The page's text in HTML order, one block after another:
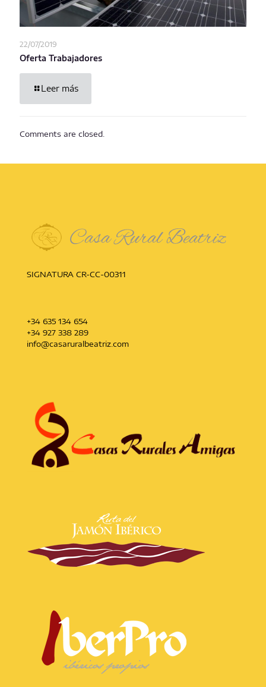
22/07/2019
Oferta Trabajadores
Leer más
Comments are closed.
SIGNATURA CR-CC-00311
+34 635 134 654
+34 927 338 289
info@casaruralbeatriz.com